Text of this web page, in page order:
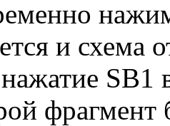
и схема
SB1
фрагмент